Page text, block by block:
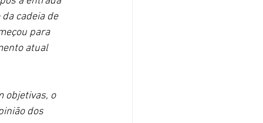
cadeia de
para
atual
objetivas, o
dos